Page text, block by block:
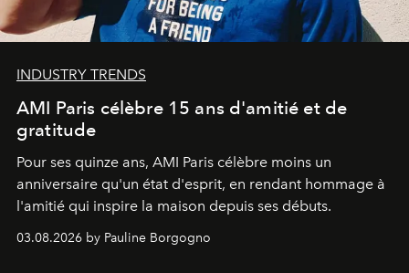
INDUSTRY TRENDS
AMI Paris célèbre 15 ans d'amitié et de
gratitude
Pour ses quinze ans, AMI Paris célèbre moins un
anniversaire qu'un état d'esprit, en rendant hommage à
l'amitié qui inspire la maison depuis ses débuts.
03.08.2026 by Pauline Borgogno